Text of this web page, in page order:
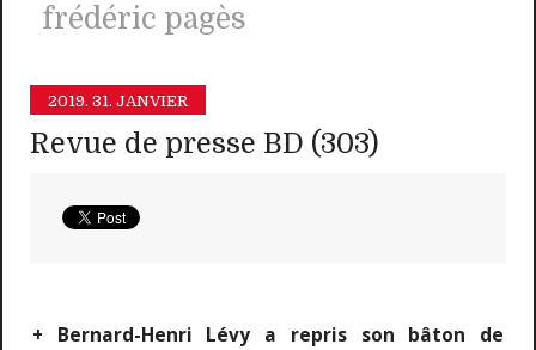
frédéric pagès
2019. 31. JANVIER
Revue de presse BD (303)
+ Bernard-Henri Lévy a repris son bâton de